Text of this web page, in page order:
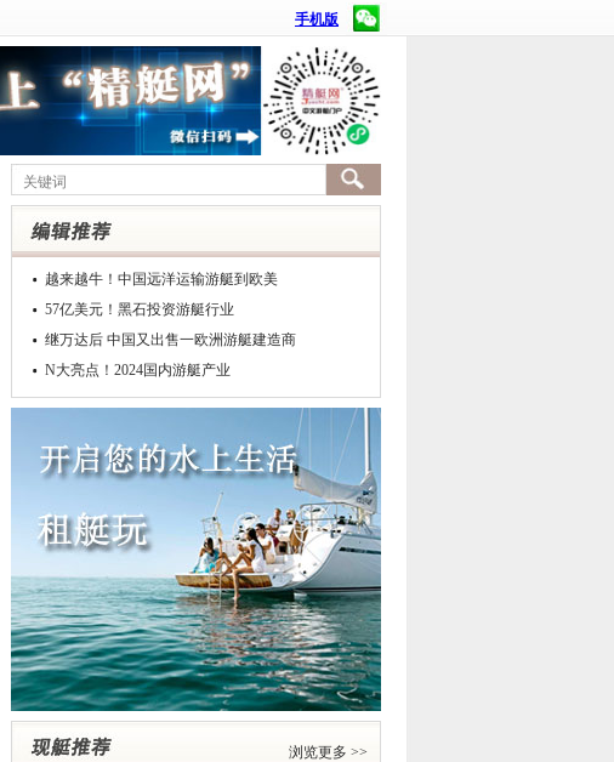
手机版
越来越牛！中国远洋运输游艇到欧美
57亿美元！黑石投资游艇行业
继万达后 中国又出售一欧洲游艇建造商
N大亮点！2024国内游艇产业
浏览更多 >>